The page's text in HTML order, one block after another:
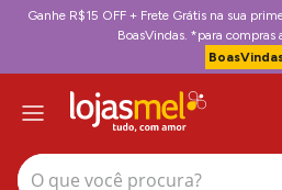
Ganhe R$15 OFF + Frete Grátis na sua
BoasVindas. *para compras
O que você procura?